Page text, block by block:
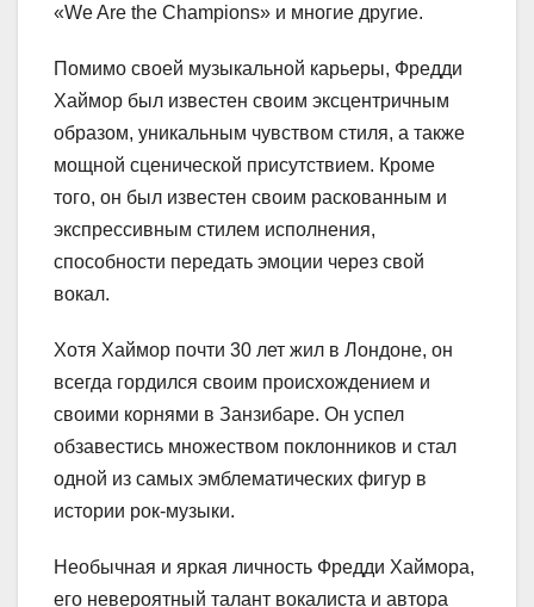
«We Are the Champions» и многие другие.
Помимо своей музыкальной карьеры, Фредди
Хаймор был известен своим эксцентричным
образом, уникальным чувством стиля, а также
мощной сценической присутствием. Кроме
того, он был известен своим раскованным и
экспрессивным стилем исполнения,
способности передать эмоции через свой
вокал.
Хотя Хаймор почти 30 лет жил в Лондоне, он
всегда гордился своим происхождением и
своими корнями в Занзибаре. Он успел
обзавестись множеством поклонников и стал
одной из самых эмблематических фигур в
истории рок-музыки.
Необычная и яркая личность Фредди Хаймора,
его невероятный талант вокалиста и автора